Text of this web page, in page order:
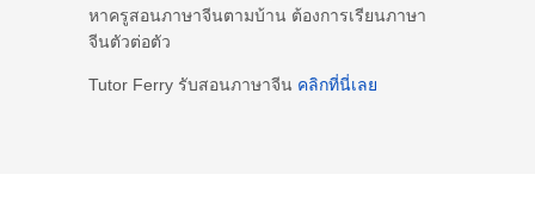
หาครูสอนภาษาจีนตามบ้าน ต้องการเรียนภาษา
จีนตัวต่อตัว
Tutor Ferry รับสอนภาษาจีน คลิกที่นี่เลย